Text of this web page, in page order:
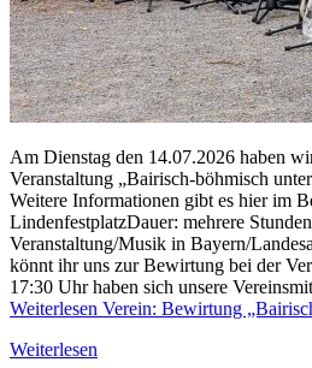
Am Dienstag den 14.07.2026 haben
Veranstaltung „Bairisch-böhmisch
Weitere Informationen gibt es hier im
LindenfestplatzDauer: mehrere
Veranstaltung/Musik in Bayern/
könnt ihr uns zur Bewirtung bei der
17:30 Uhr haben sich unsere
Weiterlesen Verein: Bewirtung
Weiterlesen